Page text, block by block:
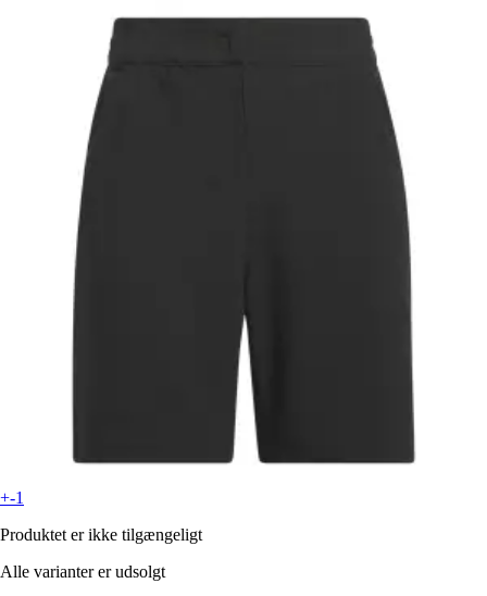
+-1
Produktet er ikke tilgængeligt
Alle varianter er udsolgt